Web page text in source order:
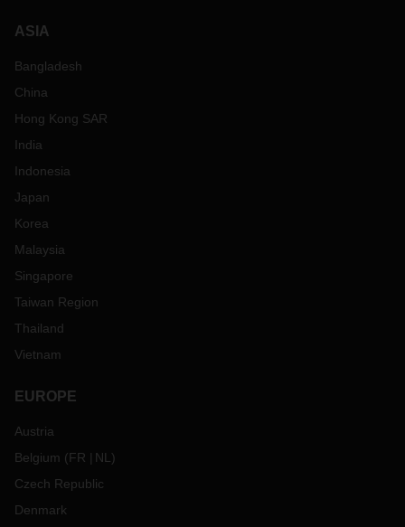
ASIA
Bangladesh
China
Hong Kong SAR
India
Indonesia
Japan
Korea
Malaysia
Singapore
Taiwan Region
Thailand
Vietnam
EUROPE
Austria
Belgium (FR NL )
Czech Republic
Denmark